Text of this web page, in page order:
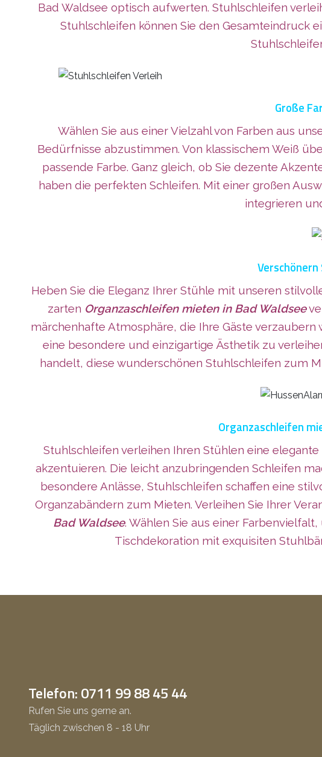
Bad Waldsee optisch aufwerten. Stuhlschleifen
Stuhlschleifen können Sie den Gesamteindruck
Große
Wählen Sie aus einer Vielzahl von Farben aus
Bedürfnisse abzustimmen. Von klassischem Weiß
passende Farbe. Ganz gleich, ob Sie dezente
haben die perfekten Schleifen. Mit einer großen
integrieren
Heben Sie die Eleganz Ihrer Stühle mit unseren
zarten Organzaschleifen mieten in Bad Waldsee
märchenhafte Atmosphäre, die Ihre Gäste
eine besondere und einzigartige Ästhetik zu
handelt, diese wunderschönen Stuhlschleifen zum
Organzaschleifen
Stuhlschleifen verleihen Ihren Stühlen eine
akzentuieren. Die leicht anzubringenden Schleifen
besondere Anlässe, Stuhlschleifen schaffen eine
Organzabändern zum Mieten. Verleihen Sie Ihrer
Bad Waldsee. Wählen Sie aus einer
Tischdekoration mit exquisiten
Telefon: 0711 99 88 45 44
Rufen Sie uns gerne an.
Täglich zwischen 8 - 18 Uhr